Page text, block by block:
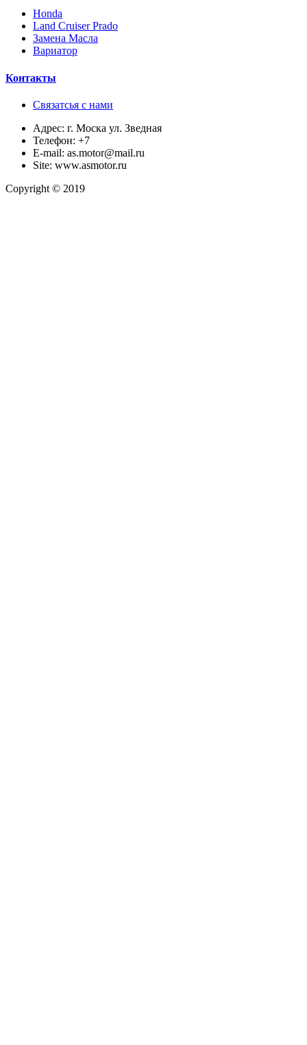
Honda
Land Cruiser Prado
Замена Масла
Вариатор
Контакты
Связатсья с нами
Адрес: г. Моска ул. Зведная
Телефон: +7
E-mail: as.motor@mail.ru
Site: www.asmotor.ru
Copyright © 2019